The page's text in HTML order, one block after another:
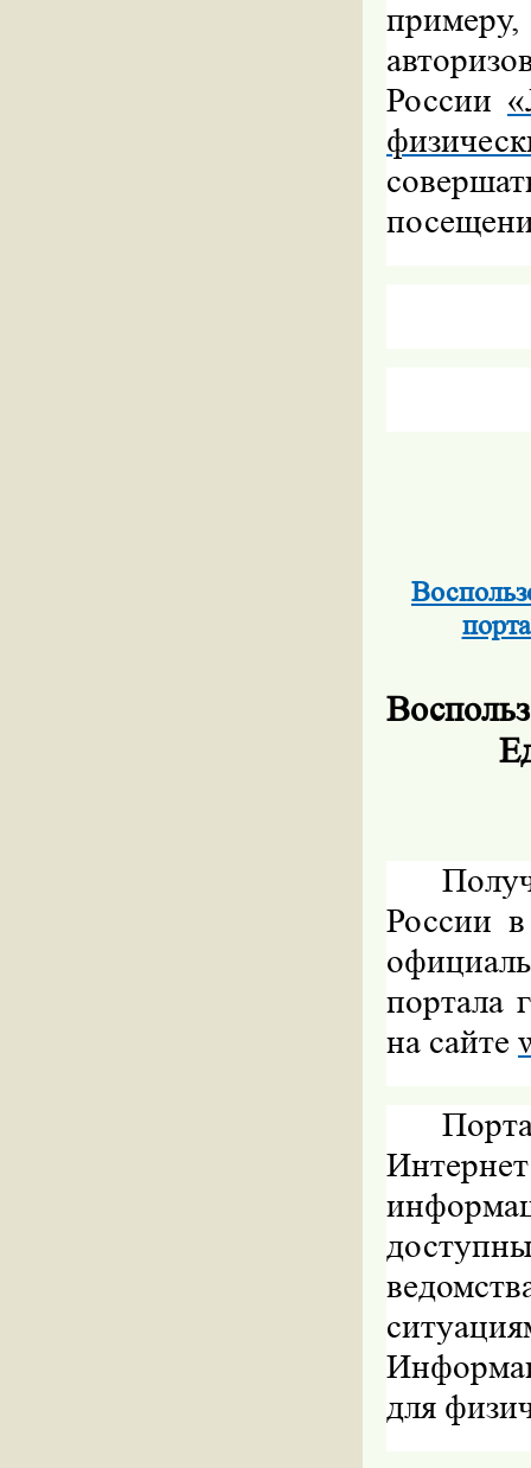
России
России
портала
на сайте
для